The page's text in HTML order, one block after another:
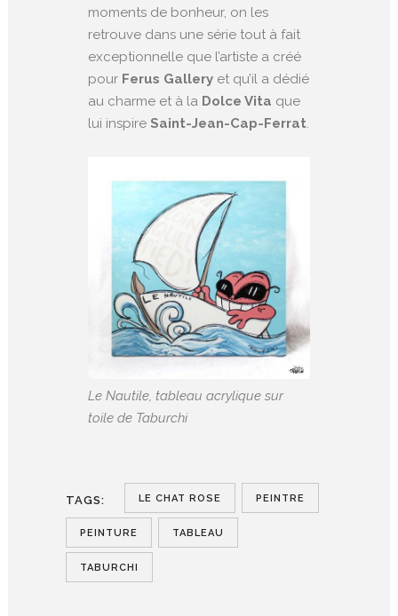
moments de bonheur, on les
retrouve dans une série tout à fait
exceptionnelle que l’artiste a créé
pour Ferus Gallery et qu’il a dédié
au charme et à la Dolce Vita que
lui inspire Saint-Jean-Cap-Ferrat.
Le Nautile, tableau acrylique sur
toile de Taburchi
TAGS: LE CHAT ROSE PEINTRE
PEINTURE TABLEAU
TABURCHI